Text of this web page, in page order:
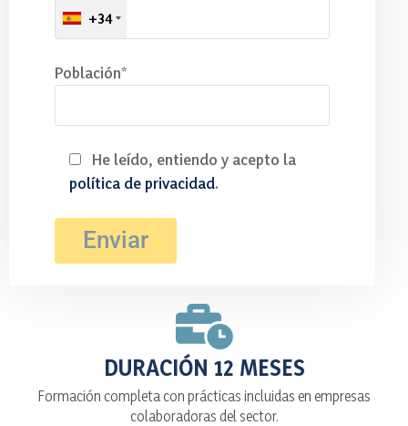
+34
Población*
He leído, entiendo y acepto la
política de privacidad.
DURACIÓN 12 MESES
Formación completa con prácticas incluidas en empresas
colaboradoras del sector.